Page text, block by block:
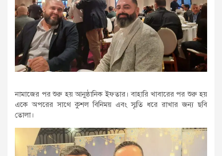
নামাজের পর শুরু হয় আনুষ্ঠানিক ইফতার। বাহারি খাবারের পর শুরু হয়
একে অপরের সাথে কুশল বিনিময় এবং স্মৃতি ধরে রাখার জন্য ছবি
তোলা।